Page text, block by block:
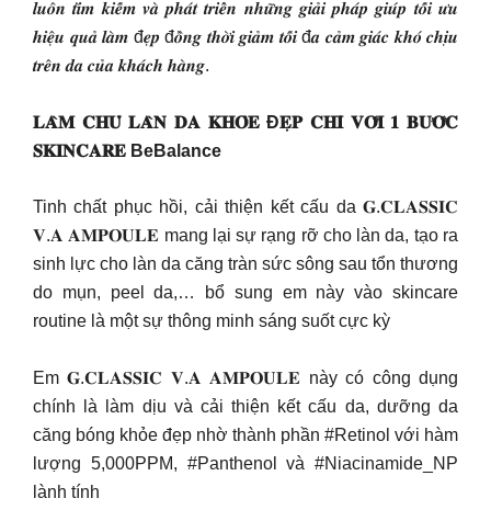
𝒍𝒖𝒐̂𝒏 𝒕𝒊̀𝒎 𝒌𝒊𝒆̂́𝒎 𝒗𝒂̀ 𝒑𝒉𝒂́𝒕 𝒕𝒓𝒊𝒆̂̉𝒏 𝒏𝒉𝒖̛̃𝒏𝒈 𝒈𝒊𝒂̉𝒊 𝒑𝒉𝒂́𝒑 𝒈𝒊𝒖́𝒑 𝒕𝒐̂́𝒊 𝒖̛𝒖
𝒉𝒊𝒆̣̂𝒖 𝒒𝒖𝒂̉ 𝒍𝒂̀𝒎 đ𝒆̣𝒑 đ𝒐̂̀𝒏𝒈 𝒕𝒉𝒐̛̀𝒊 𝒈𝒊𝒂̉𝒎 𝒕𝒐̂́𝒊 đ𝒂 𝒄𝒂̉𝒎 𝒈𝒊𝒂́𝒄 𝒌𝒉𝒐́ 𝒄𝒉𝒊̣𝒖
𝒕𝒓𝒆̂𝒏 𝒅𝒂 𝒄𝒖̉𝒂 𝒌𝒉𝒂́𝒄𝒉 𝒉𝒂̀𝒏𝒈.
𝐋𝐀̀𝐌 𝐂𝐇𝐔̉ 𝐋𝐀̀𝐍 𝐃𝐀 𝐊𝐇𝐎̉𝐄 Đ𝐄̣𝐏 𝐂𝐇𝐈̉ 𝐕𝐎̛́𝐈 𝟏 𝐁𝐔̛𝐎̛́𝐂
𝐒𝐊𝐈𝐍𝐂𝐀𝐑𝐄 BeBalance
Tinh chất phục hồi, cải thiện kết cấu da 𝐆.𝐂𝐋𝐀𝐒𝐒𝐈𝐂
𝐕.𝐀 𝐀𝐌𝐏𝐎𝐔𝐋𝐄 mang lại sự rạng rỡ cho làn da, tạo ra
sinh lực cho làn da căng tràn sức sông sau tổn thương
do mụn, peel da,… bổ sung em này vào skincare
routine là một sự thông minh sáng suốt cực kỳ
Em 𝐆.𝐂𝐋𝐀𝐒𝐒𝐈𝐂 𝐕.𝐀 𝐀𝐌𝐏𝐎𝐔𝐋𝐄 này có công dụng
chính là làm dịu và cải thiện kết cấu da, dưỡng da
căng bóng khỏe đẹp nhờ thành phần #Retinol với hàm
lượng 5,000PPM, #Panthenol và #Niacinamide_NP
lành tính